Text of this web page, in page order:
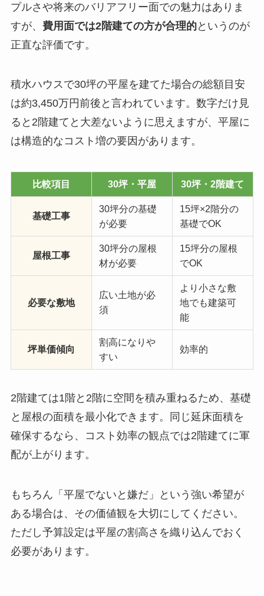
プルさや将来のバリアフリー面での魅力はありま
すが、 費用面では2階建ての方が合理的というのが
正直な評価です。
積水ハウスで30坪の平屋を建てた場合の総額目安
は約3,450万円前後と言われています。数字だけ見
ると2階建てと大差ないように思えますが、平屋に
は構造的なコスト増の要因があります。
比較項目 30坪・平屋 30坪・2階建て
基礎工事
30坪分の基礎
が必要
15坪×2階分の
基礎でOK
屋根工事
30坪分の屋根
材が必要
15坪分の屋根
でOK
必要な敷地
広い土地が必
須
より小さな敷
地でも建築可
能
坪単価傾向
割高になりや
すい
効率的
2階建ては1階と2階に空間を積み重ねるため、基礎
と屋根の面積を最小化できます。同じ延床面積を
確保するなら、コスト効率の観点では2階建てに軍
配が上がります。
もちろん「平屋でないと嫌だ」という強い希望が
ある場合は、その価値観を大切にしてください。
ただし予算設定は平屋の割高さを織り込んでおく
必要があります。